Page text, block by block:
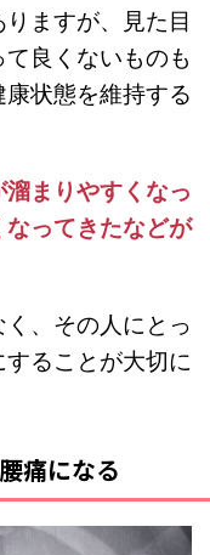
ますが、
見た目
良くないものも
状態を維持する
まりやすくなっ
ってきたなどが
、その人にとっ
ることが大切に
痛になる